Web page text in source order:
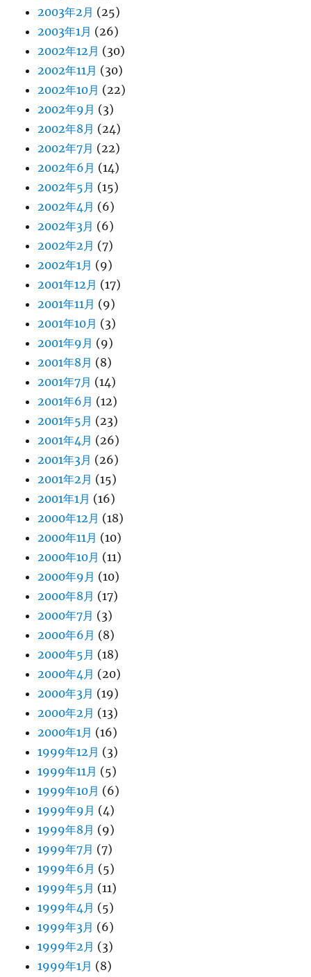
2003年2月 (25)
2003年1月 (26)
2002年12月 (30)
2002年11月 (30)
2002年10月 (22)
2002年9月 (3)
2002年8月 (24)
2002年7月 (22)
2002年6月 (14)
2002年5月 (15)
2002年4月 (6)
2002年3月 (6)
2002年2月 (7)
2002年1月 (9)
2001年12月 (17)
2001年11月 (9)
2001年10月 (3)
2001年9月 (9)
2001年8月 (8)
2001年7月 (14)
2001年6月 (12)
2001年5月 (23)
2001年4月 (26)
2001年3月 (26)
2001年2月 (15)
2001年1月 (16)
2000年12月 (18)
2000年11月 (10)
2000年10月 (11)
2000年9月 (10)
2000年8月 (17)
2000年7月 (3)
2000年6月 (8)
2000年5月 (18)
2000年4月 (20)
2000年3月 (19)
2000年2月 (13)
2000年1月 (16)
1999年12月 (3)
1999年11月 (5)
1999年10月 (6)
1999年9月 (4)
1999年8月 (9)
1999年7月 (7)
1999年6月 (5)
1999年5月 (11)
1999年4月 (5)
1999年3月 (6)
1999年2月 (3)
1999年1月 (8)